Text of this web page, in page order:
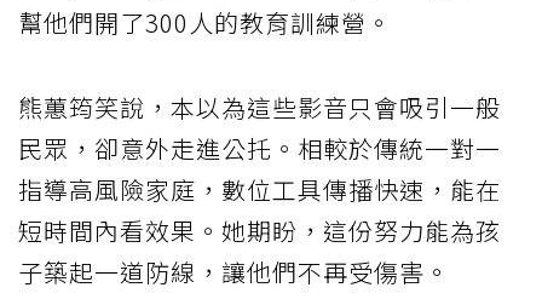
幫他們開了300人的教育訓練營。
熊蕙筠笑說，本以為這些影音只會吸引一般
民眾，卻意外走進公托。相較於傳統一對一
指導高風險家庭，數位工具傳播快速，能在
短時間內看效果。她期盼，這份努力能為孩
子築起一道防線，讓他們不再受傷害。